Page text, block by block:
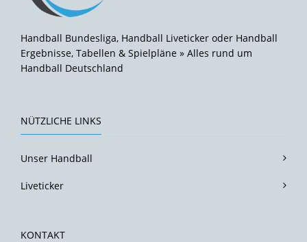
Handball Bundesliga, Handball Liveticker oder Handball
Ergebnisse, Tabellen & Spielpläne » Alles rund um
Handball Deutschland
NÜTZLICHE LINKS
Unser Handball
Liveticker
KONTAKT